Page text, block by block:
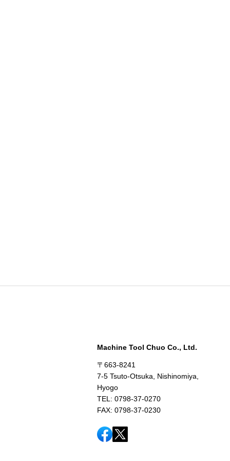
Machine Tool Chuo Co., Ltd.
〒663-8241
7-5 Tsuto-Otsuka, Nishinomiya,
Hyogo
TEL: 0798-37-0270
FAX: 0798-37-0230